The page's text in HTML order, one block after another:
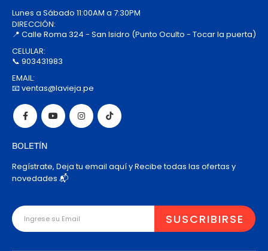
Lunes a Sábado 11:00AM a 7:30PM
DIRECCIÓN:
📍 Calle Roma 324 - San Isidro (Punto Oculto - Tocar la puerta)
CELULAR:
📞 903431983
EMAIL:
📧 ventas@lavieja.pe
BOLETÍN
Regístrate, Deja tu email aquí y Recibe todas las ofertas y
novedades 📬